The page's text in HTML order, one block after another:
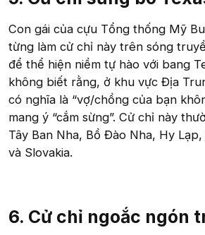
Con gái của cựu Tổng thống Mỹ
từng làm cử chỉ này trên sóng
để thể hiện niềm tự hào với bang
không biết rằng, ở khu vực Địa
có nghĩa là “vợ/chồng của bạn
mang ý “cắm sừng”. Cử chỉ này
Tây Ban Nha, Bồ Đào Nha, Hy
và Slovakia.
6. Cử chỉ ngoắc ngón